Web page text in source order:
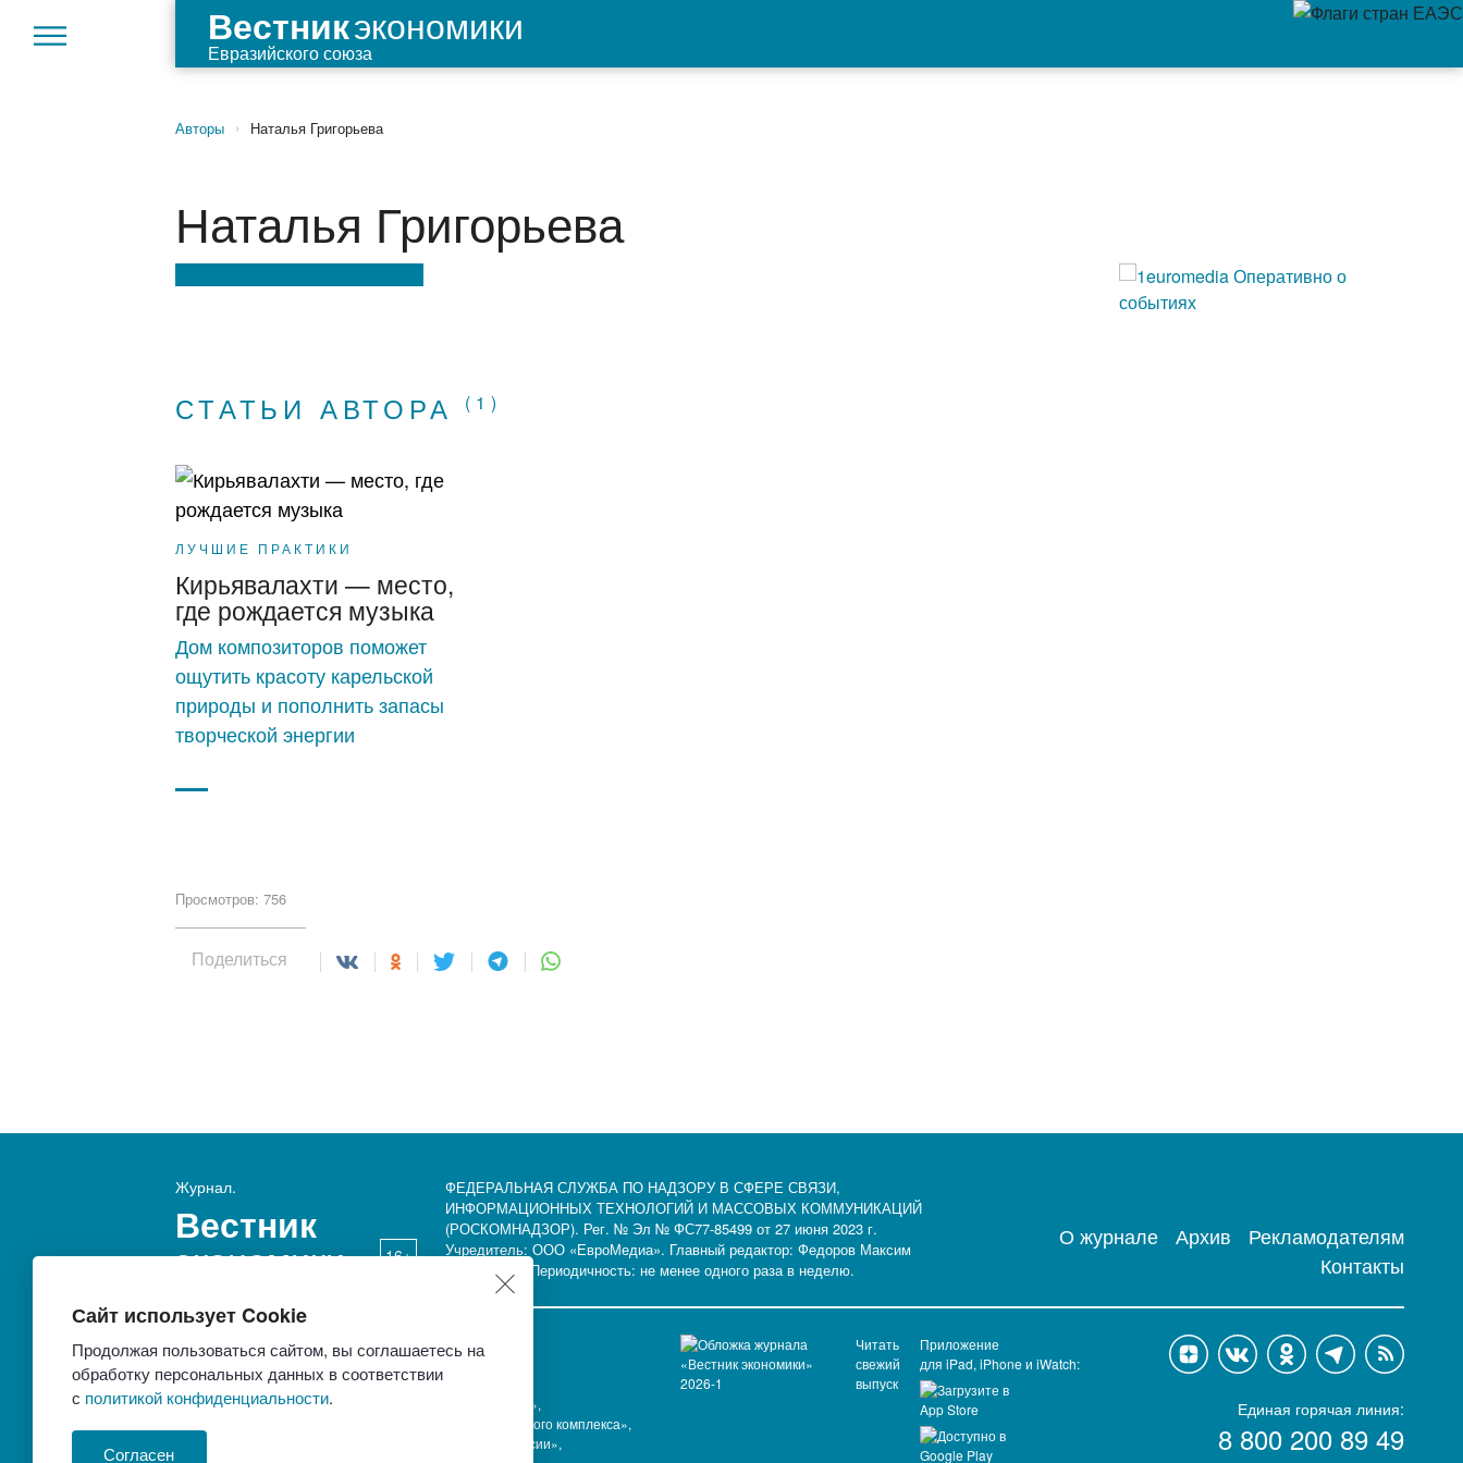
Вестникэкономики
Евразийского союза
Авторы › Наталья Григорьева
Наталья Григорьева
СТАТЬИ АВТОРА (1)
ЛУЧШИЕ ПРАКТИКИ
Кирьявалахти — место,
где рождается музыка
Дом композиторов поможет
ощутить красоту карельской
природы и пополнить запасы
творческой энергии
Просмотров: 756
Поделиться
Журнал.
Вестник
экономики 16+
ФЕДЕРАЛЬНАЯ СЛУЖБА ПО НАДЗОРУ В СФЕРЕ СВЯЗИ,
ИНФОРМАЦИОННЫХ ТЕХНОЛОГИЙ И МАССОВЫХ КОММУНИКАЦИЙ
(РОСКОМНАДЗОР). Рег. № Эл № ФС77-85499 от 27 июня 2023 г.
Учредитель: ООО «ЕвроМедиа». Главный редактор: Федоров Максим
Викторович. Периодичность: не менее одного раза в неделю.
О журнале Архив
Рекламодателям
Контакты
МИД «ЕвроМедиа» выпускает 10 изданий:
«Вестник. Строительство. Архитектура. Инфраструктура»,
«Вестник агропромышленного комплекса»,
«Социальная защита в России»,
Читать
свежий
выпуск
Приложение
для iPad, iPhone и iWatch:
Единая горячая линия:
8 800 200 89 49
Сайт использует Cookie
Продолжая пользоваться сайтом, вы соглашаетесь на
обработку персональных данных в соответствии
с политикой конфиденциальности.
Согласен